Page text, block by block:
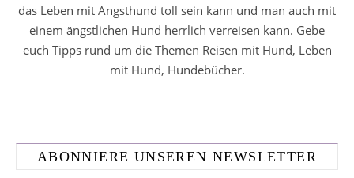
das Leben mit Angsthund toll sein kann und man auch mit
einem ängstlichen Hund herrlich verreisen kann. Gebe
euch Tipps rund um die Themen Reisen mit Hund, Leben
mit Hund, Hundebücher.
ABONNIERE UNSEREN NEWSLETTER